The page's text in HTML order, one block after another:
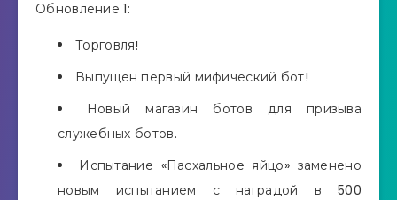
Обновление 1:
Торговля!
Выпущен первый мифический бот!
Новый магазин ботов для призыва
служебных ботов.
Испытание «Пасхальное яйцо» заменено
новым испытанием с наградой в 500